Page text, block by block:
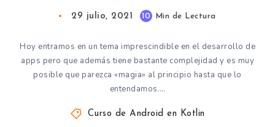
29 julio, 2021 10 Min de Lectura
Hoy entramos en un tema imprescindible en el desarrollo de
apps pero que además tiene bastante complejidad y es muy
posible que parezca «magia» al principio hasta que lo
entendamos….
Curso de Android en Kotlin